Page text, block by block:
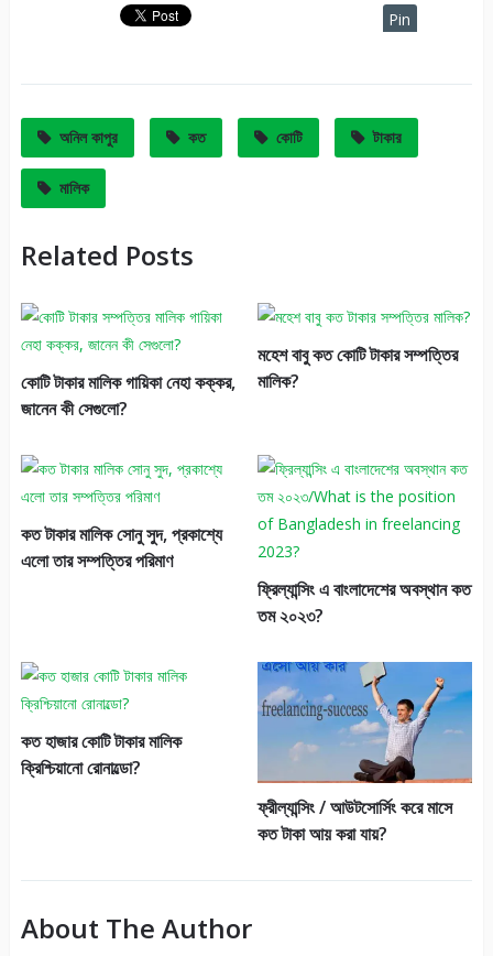
Pin
অনিল কাপুর কত কোটি টাকার
মালিক
Related Posts
কোটি টাকার মালিক গায়িকা নেহা কক্কর,
জানেন কী সেগুলো?
মহেশ বাবু কত কোটি টাকার সম্পত্তির
মালিক?
কত টাকার মালিক সোনু সুদ, প্রকাশ্যে
এলো তার সম্পত্তির পরিমাণ
ফ্রিল্যান্সিং এ বাংলাদেশের অবস্থান কত
তম ২০২৩?
কত হাজার কোটি টাকার মালিক
ক্রিশ্চিয়ানো রোনাল্ডো?
ফ্রীল্যান্সিং / আউটসোর্সিং করে মাসে
কত টাকা আয় করা যায়?
About The Author